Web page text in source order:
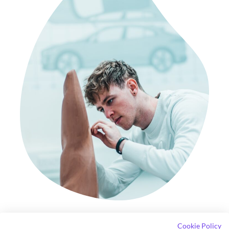
tjänsten.
Insikt hittar du just spännande insikter, bra tips
från branschkollegor och en del tankar och
tycke från oss på Cool Company.
Cookie Policy